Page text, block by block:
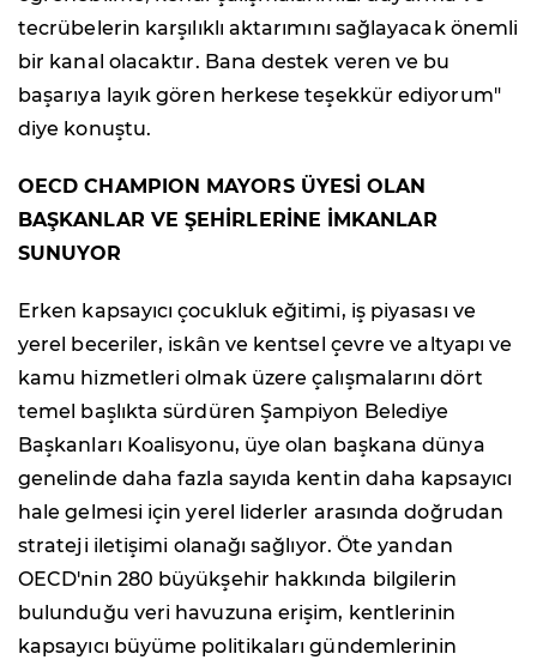
tecrübelerin karşılıklı aktarımını sağlayacak önemli
bir kanal olacaktır. Bana destek veren ve bu
başarıya layık gören herkese teşekkür ediyorum"
diye konuştu.
OECD CHAMPION MAYORS ÜYESİ OLAN
BAŞKANLAR VE ŞEHİRLERİNE İMKANLAR
SUNUYOR
Erken kapsayıcı çocukluk eğitimi, iş piyasası ve
yerel beceriler, iskân ve kentsel çevre ve altyapı ve
kamu hizmetleri olmak üzere çalışmalarını dört
temel başlıkta sürdüren Şampiyon Belediye
Başkanları Koalisyonu, üye olan başkana dünya
genelinde daha fazla sayıda kentin daha kapsayıcı
hale gelmesi için yerel liderler arasında doğrudan
strateji iletişimi olanağı sağlıyor. Öte yandan
OECD'nin 280 büyükşehir hakkında bilgilerin
bulunduğu veri havuzuna erişim, kentlerinin
kapsayıcı büyüme politikaları gündemlerinin